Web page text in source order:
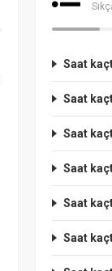
Saat
Saat
Saat
Saat
Saat
Saat